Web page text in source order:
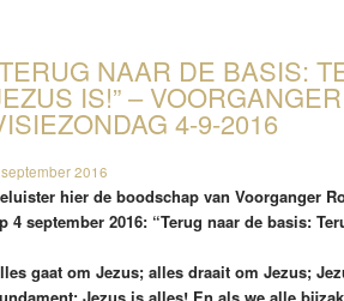
NAAR DE BASIS:
IS!” –
4-9-2016
2016
hier de boodschap van Voorganger
4 september 2016: “Terug naar de basis:
gaat om Jezus; alles draait om Jezus;